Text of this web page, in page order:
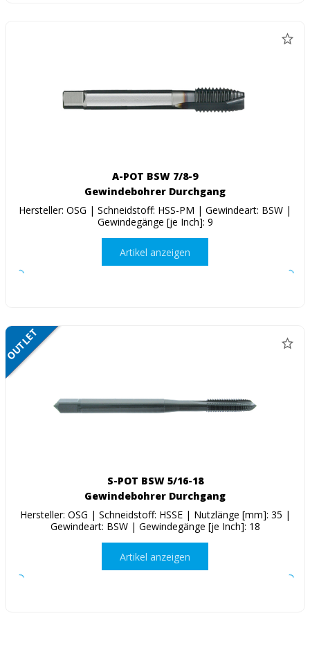
A-POT BSW 7/8-9
Gewindebohrer Durchgang
Hersteller: OSG | Schneidstoff: HSS-PM | Gewindeart: BSW |
Gewindegänge [je Inch]: 9
Artikel anzeigen
SALE
OUTLET
S-POT BSW 5/16-18
Gewindebohrer Durchgang
Hersteller: OSG | Schneidstoff: HSSE | Nutzlänge [mm]: 35 |
Gewindeart: BSW | Gewindegänge [je Inch]: 18
Artikel anzeigen